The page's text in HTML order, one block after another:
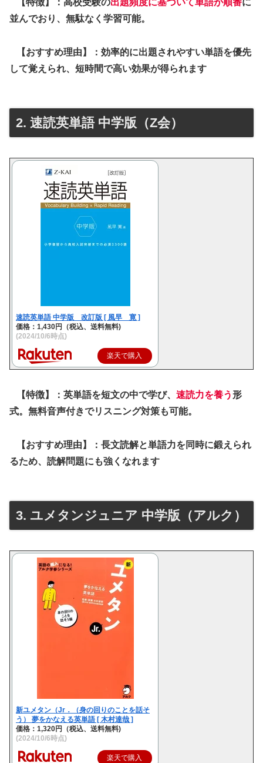
【特徴】：高校受験の出題頻度に基づいて単語が順番に
並んでおり、無駄なく学習可能。
【おすすめ理由】：効率的に出題されやすい単語を優先
して覚えられ、短時間で高い効果が得られます
2. 速読英単語 中学版（Z会）
速読英単語 中学版 改訂版 [ 風早 寛 ]
価格：1,430円（税込、送料無料)
(2024/10/6時点)
楽天で購入
【特徴】：英単語を短文の中で学び、 速読力を養う形
式。無料音声付きでリスニング対策も可能。
【おすすめ理由】：長文読解と単語力を同時に鍛えられ
るため、読解問題にも強くなれます
3. ユメタンジュニア 中学版（アルク）
新ユメタン（Jr．（身の回りのことを話そ
う） 夢をかなえる英単語 [ 木村達哉 ]
価格：1,320円（税込、送料無料)
(2024/10/6時点)
楽天で購入